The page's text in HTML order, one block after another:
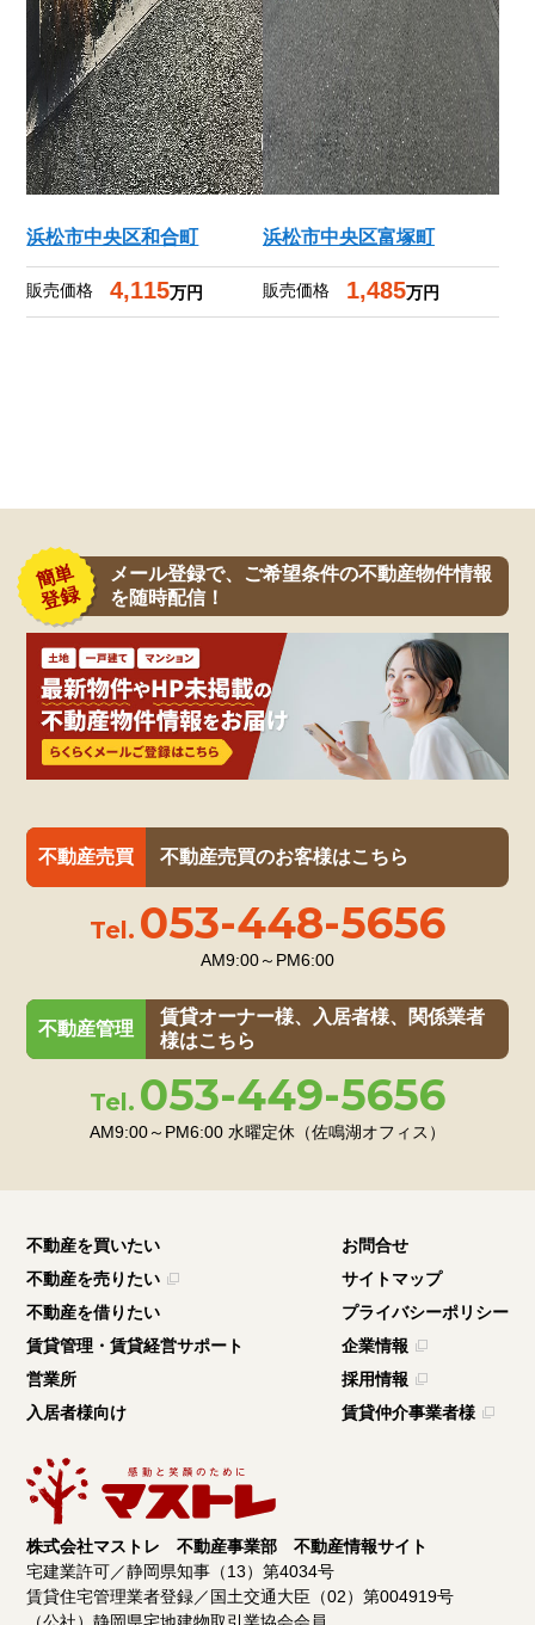
浜松市中央区和合町
販売価格 4,115万円
浜松市中央区富塚町
販売価格 1,485万円
販売価格 1,380
販売価格 1,388.475
メール登録で、ご希望条件の不動産物件情報
を随時配信！
不動産売買 不動産売買のお客様はこちら
Tel. 053-448-5656
AM9:00～PM6:00
不動産管理
賃貸オーナー様、入居者様、関係業者
様はこちら
Tel. 053-449-5656
AM9:00～PM6:00 水曜定休（佐鳴湖オフィス）
不動産を買いたい
不動産を売りたい
不動産を借りたい
賃貸管理・賃貸経営サポート
営業所
入居者様向け
お問合せ
サイトマップ
プライバシーポリシー
企業情報
採用情報
賃貸仲介事業者様
株式会社マストレ 不動産事業部 不動産情報サイト
宅建業許可／静岡県知事（13）第4034号
賃貸住宅管理業者登録／国土交通大臣（02）第004919号